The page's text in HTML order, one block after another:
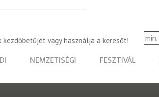
vagy használja a keresőt!
NEMZETISÉGI FESZTIVÁL